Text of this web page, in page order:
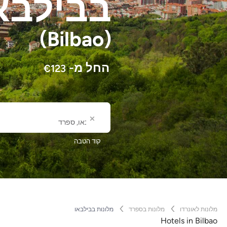
(Bilbao)
החל מ- €123
שם עיר או מלון
קוד הטבה
מלונות לאונרדו מלונות בספרד מלונות בבילבאו
Hotels in Bilbao